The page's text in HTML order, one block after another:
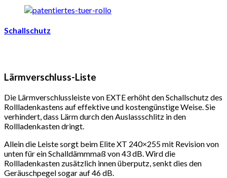
Schallschutz
Lärmverschluss-Liste
Die Lärmverschlussleiste von EXTE erhöht den Schallschutz des
Rollladenkastens auf effektive und kostengünstige Weise. Sie
verhindert, dass Lärm durch den Auslassschlitz in den
Rollladenkasten dringt.
Allein die Leiste sorgt beim Elite XT 240×255 mit Revision von
unten für ein Schalldämmmaß von 43 dB. Wird die
Rollladenkasten zusätzlich innen überputz, senkt dies den
Geräuschpegel sogar auf 46 dB.